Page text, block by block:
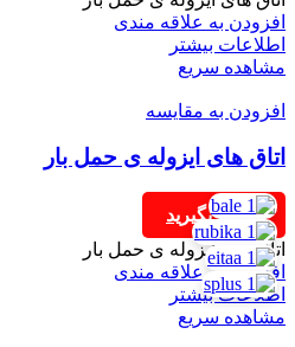
افزودن به علاقه مندی
اطلاعات بیشتر
مشاهده سریع
افزودن به مقایسه
اتاق های ایزوله ی حمل بار
تماس بگیرید
اتاق های ایزوله ی حمل بار
افزودن به علاقه مندی
اطلاعات بیشتر
مشاهده سریع